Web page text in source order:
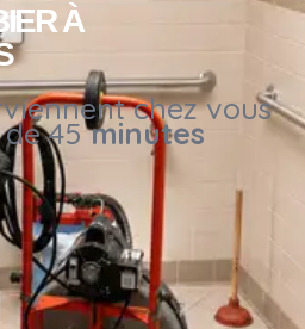
À
chez vous
45minutes